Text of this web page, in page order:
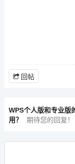
回帖
WPS个人版和专业版
用？
期待您的回复！